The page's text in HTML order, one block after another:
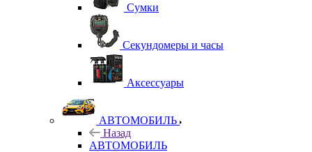
Сумки
Секундомеры и часы
Аксессуары
АВТОМОБИЛЬ
Назад
АВТОМОБИЛЬ